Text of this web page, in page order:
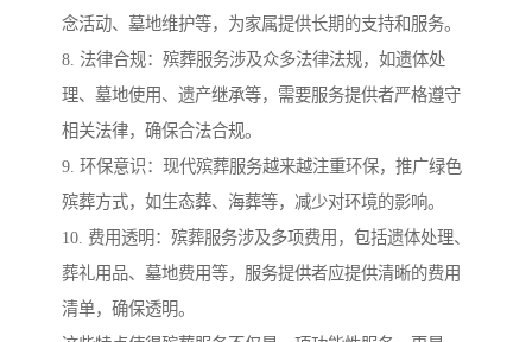
念活动、墓地维护等，为家属提供长期的支持和服务。
8. 法律合规：殡葬服务涉及众多法律法规，如遗体处
理、墓地使用、遗产继承等，需要服务提供者严格遵守
相关法律，确保合法合规。
9. 环保意识：现代殡葬服务越来越注重环保，推广绿色
殡葬方式，如生态葬、海葬等，减少对环境的影响。
10. 费用透明：殡葬服务涉及多项费用，包括遗体处理、
葬礼用品、墓地费用等，服务提供者应提供清晰的费用
清单，确保透明。